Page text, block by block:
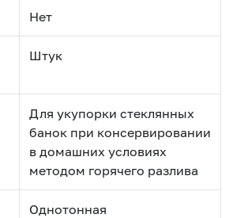
Нет
Штук
Для укупорки стеклянных
банок при консервировании
в домашних условиях
методом горячего разлива
Однотонная